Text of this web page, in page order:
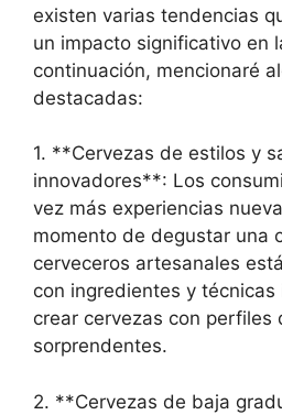
existen varias tendencias
un impacto significativo en
continuación, mencionaré
destacadas:
1. **Cervezas de estilos y
innovadores**: Los
vez más experiencias
momento de degustar una
cerveceros artesanales
con ingredientes y técnicas
crear cervezas con perfiles
sorprendentes.
2. **Cervezas de baja